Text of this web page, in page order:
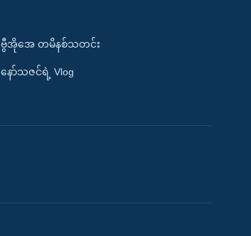
ဗွီအိုအေ တမိနစ်သတင်း
နော်သဇင်ရဲ့ Vlog